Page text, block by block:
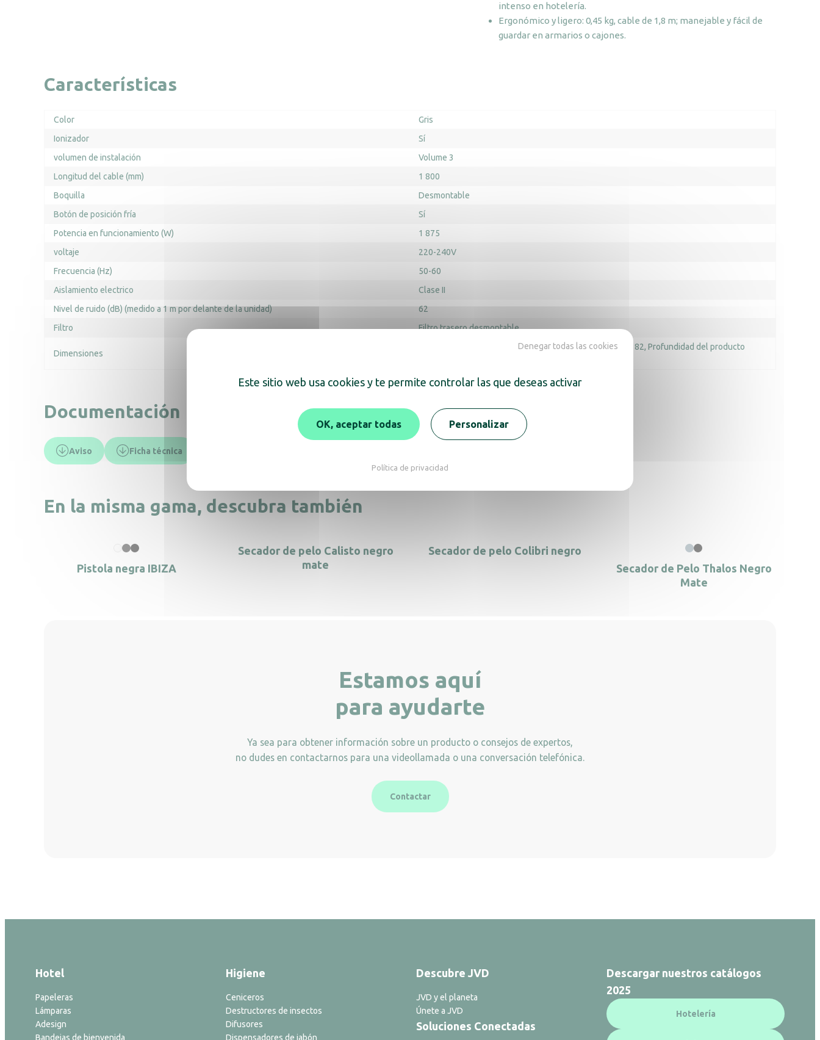
intenso en hotelería.
Ergonómico y ligero: 0,45 kg, cable de 1,8 m; manejable y fácil de
guardar en armarios o cajones.
Características
Color
Gris
Ionizador
Sí
volumen de instalación
Volume 3
Longitud del cable (mm)
1 800
Boquilla
Desmontable
Botón de posición fría
Sí
Potencia en funcionamiento (W)
1 875
voltaje
220-240V
Frecuencia (Hz)
50-60
Aislamiento electrico
Clase II
Nivel de ruido (dB) (medido a 1 m por delante de la unidad)
62
Filtro
Filtro trasero desmontable
Dimensiones
Alto del producto (mm) : 287 Ancho del producto (mm) : 182 Profundidad del producto
Documentación
Aviso Ficha técnica
En la misma gama, descubra también
Pistola negra IBIZA
Secador de pelo Calisto negro
mate
Secador de pelo Colibri negro
Secador de Pelo Thalos Negro
Mate
Estamos aquí
para ayudarte
Ya sea para obtener información sobre un producto o consejos de expertos,
no dudes en contactarnos para una videollamada o una conversación telefónica.
Contactar
Hotel
Papeleras
Lámparas
Adesign
Bandejas de bienvenida
Higiene
Ceniceros
Destructores de insectos
Difusores
Dispensadores de jabón
Descubre JVD
JVD y el planeta
Únete a JVD
Soluciones Conectadas
Descargar nuestros catálogos
2025
Hotelería
Este sitio web usa cookies y te permite controlar las que deseas activar
OK, aceptar todas
Denegar todas las cookies
Personalizar
Política de privacidad